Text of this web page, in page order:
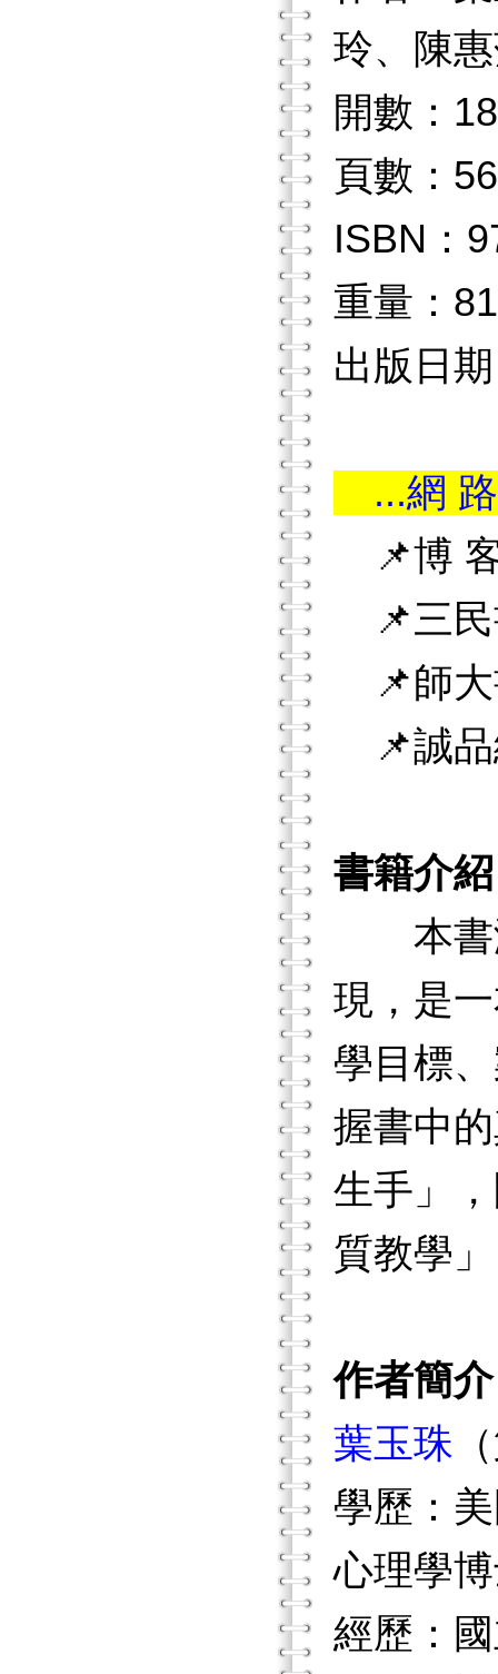
玲、陳
開數：18
頁數：
ISBN：
重量：
出版日
...網
📌博
📌三民
📌師大
📌誠品
書籍介紹
本書涵
現，是
學目標
握書中
生手」
質教學
作者簡介
葉玉珠
學歷：
心理學
經歷：